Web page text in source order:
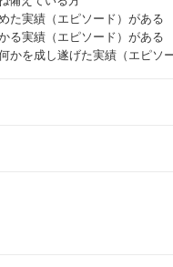
た実績（エピソード）がある
る実績（エピソード）がある
を成し遂げた実績（エピソ